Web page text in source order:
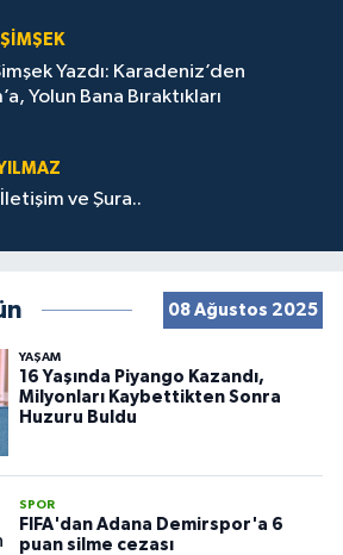
Yazdı: Karadeniz’den
Yolun Bana Bıraktıkları
İletişim ve Şura..
08 Ağustos 2025
YAŞAM
16 Yaşında Piyango Kazandı,
Milyonları Kaybettikten Sonra
Huzuru Buldu
SPOR
FIFA'dan Adana Demirspor'a 6
puan silme cezası